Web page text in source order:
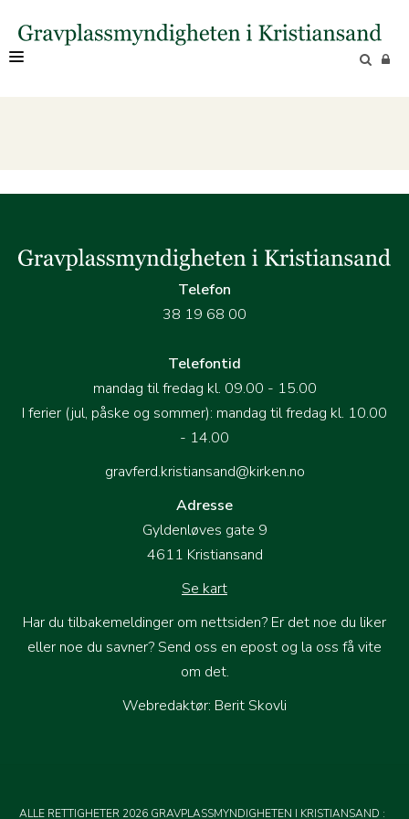
Telefon
38 19 68 00
Telefontid
mandag til fredag kl. 09.00 - 15.00
I ferier (jul, påske og sommer): mandag til fredag kl. 10.00
- 14.00
gravferd.kristiansand@kirken.no
Adresse
Gyldenløves gate 9
4611 Kristiansand
Se kart
Har du tilbakemeldinger om nettsiden? Er det noe du liker
eller noe du savner? Send oss en epost og la oss få vite
om det.
Webredaktør: Berit Skovli
ALLE RETTIGHETER 2026 GRAVPLASSMYNDIGHETEN I KRISTIANSAND :